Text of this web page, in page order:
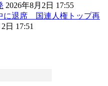
2026年8月2日 17:55
に退席 国連人権トップ再
日 17:51